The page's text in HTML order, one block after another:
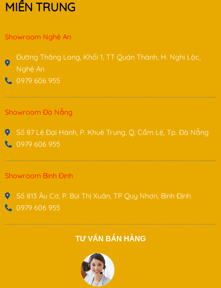
MIỀN TRUNG
Showroom Nghệ An
Đường Thăng Long, Khối 1, TT Quán Thành, H. Nghi Lộc,
Nghệ An
0979 606 955
Showroom Đà Nẵng
Số 87 Lê Đại Hành, P. Khuê Trung, Q. Cẩm Lệ, Tp. Đà Nẵng
0979 606 955
Showroom Bình Định
Số 813 Âu Cơ, P. Bùi Thị Xuân, TP Quy Nhơn, Bình Định
0979 606 955
TƯ VẤN BÁN HÀNG